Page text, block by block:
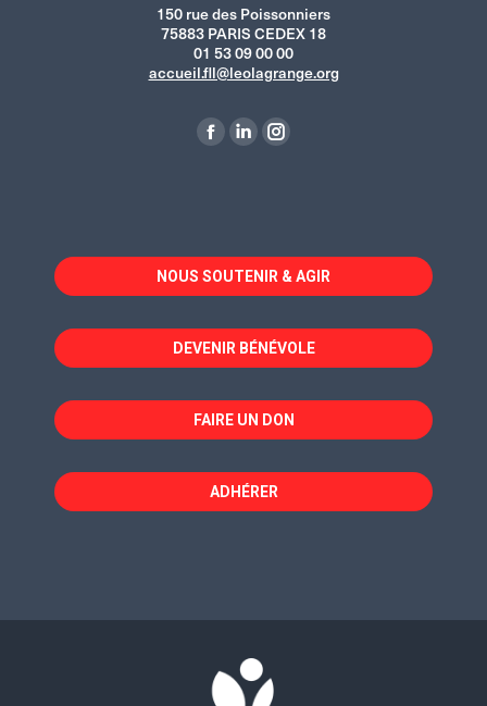
150 rue des Poissonniers
75883 PARIS CEDEX 18
01 53 09 00 00
accueil.fll@leolagrange.org
La
dans
une
fenêtre
La
dans
une
fenêtre
La
dans
une
fenêtre
NOUS SOUTENIR & AGIR
DEVENIR BÉNÉVOLE
FAIRE UN DON
ADHÉRER